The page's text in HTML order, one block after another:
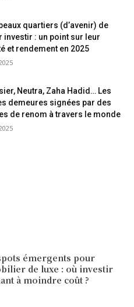
quartiers (d’avenir) de
investir : un point sur leur
et rendement en 2025
Neutra, Zaha Hadid… Les
demeures signées par des
de renom à travers le monde
émergents pour
de luxe : où investir
à moindre coût ?